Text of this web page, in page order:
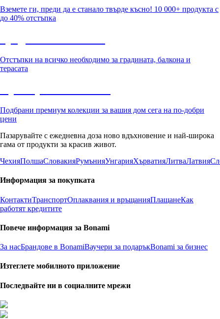
Вземете ги, преди да е станало твърде късно! 10 000+ продукта с
до 40% отстъпка
Отстъпки на всичко необходимо за градината, балкона и
терасата
Подбрани премиум колекции за вашия дом сега на по-добри
цени
Пазарувайте с ежедневна доза ново вдъхновение и най-широка
гама от продукти за красив живот.
ЧехияПолшаСловакияРумънияУнгарияХърватияЛитваЛатвия
Информация за покупката
КонтактиТранспортОплаквания и връщанияПлащанеКак
работят кредитите
Повече информация за Bonami
За насБрандове в BonamiВаучери за подаръкBonami за бизнес
Изтеглете мобилното приложение
Последвайте ни в социалните мрежи